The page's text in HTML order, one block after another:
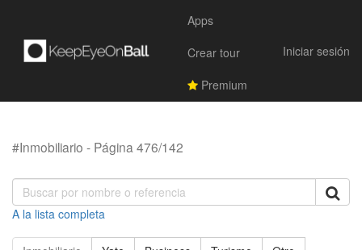
Apps
Crear tour
Premium
Iniciar sesión
#Inmobiliario - Página 476/142
A la lista completa